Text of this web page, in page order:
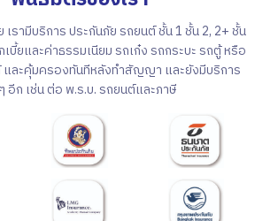
เรามีบริการ ประกันภัย รถยนต์ ชั้น 1 ชั้น 2, 2+ ชั้น
บี้ยและค่าธรรมเนียม รถเก๋ง รถกระบะ รถตู้ หรือ
และคุ้มครองทันทีหลังทำสัญญา และยังมีบริการ
อีก เช่น ต่อ พ.ร.บ. รถยนต์และภาษี